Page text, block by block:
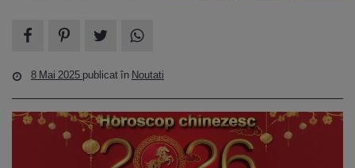
8 Mai 2025 publicat în Noutati